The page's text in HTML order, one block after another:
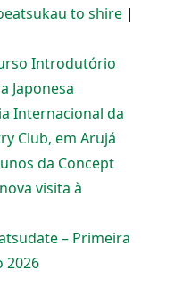
to shire |
Introdutório
Japonesa
Internacional da
Club, em Arujá
da Concept
visita à
– Primeira
2026